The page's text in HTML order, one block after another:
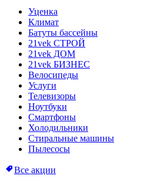
Уценка
Климат
Батуты бассейны
21vek СТРОЙ
21vek ДОМ
21vek БИЗНЕС
Велосипеды
Услуги
Телевизоры
Ноутбуки
Смартфоны
Холодильники
Стиральные машины
Пылесосы
Все акции